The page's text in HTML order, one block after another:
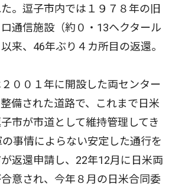
。逗子市内では１９７８年の旧
通信施設（約０・13ヘクタール
来、46年ぶり４カ所目の返還。
００１年に開設した両センター
備された道路で、これまで日米
市が市道として維持管理してき
事情によらない安定した通行を
返還申請し、22年12月に日米両
意され、今年８月の日米合同委